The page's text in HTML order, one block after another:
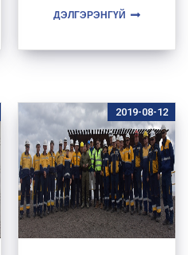
ДЭЛГЭРЭНГҮЙ
2019-08-12